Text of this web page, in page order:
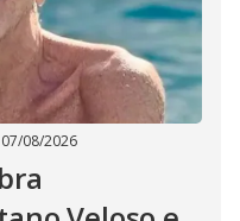
07/08/2026